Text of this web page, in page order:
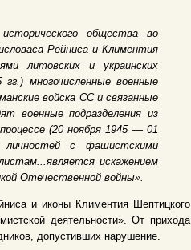
исторического общества во
Рейниса и Климентия
литовских и украинских
многочисленные военные
войска СС и связанные
военные подразделения из
(20 ноября 1945 — 01
личностей с фашистскими
искажением
Отечественной войны».
и иконы Климентия Шептицкого
деятельности». От прихода
допустивших нарушение.